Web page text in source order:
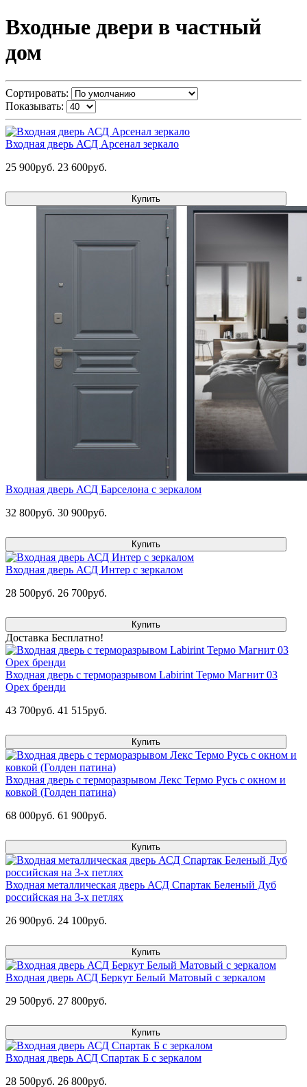
Входные двери в частный
дом
Сортировать:
Показывать:
Входная дверь АСД Арсенал зеркало
25 900руб. 23 600руб.
Купить
Входная дверь АСД Барселона с зеркалом
32 800руб. 30 900руб.
Купить
Входная дверь АСД Интер с зеркалом
28 500руб. 26 700руб.
Купить
Доставка Бесплатно!
Входная дверь с терморазрывом Labirint Термо Магнит 03
Орех бренди
43 700руб. 41 515руб.
Купить
Входная дверь с терморазрывом Лекс Термо Русь с окном и
ковкой (Голден патина)
68 000руб. 61 900руб.
Купить
Входная металлическая дверь АСД Спартак Беленый Дуб
российская на 3-х петлях
26 900руб. 24 100руб.
Купить
Входная дверь АСД Беркут Белый Матовый с зеркалом
29 500руб. 27 800руб.
Купить
Входная дверь АСД Спартак Б с зеркалом
28 500руб. 26 800руб.